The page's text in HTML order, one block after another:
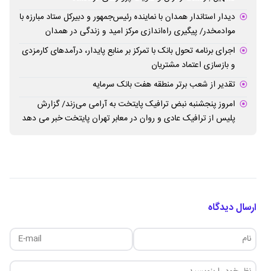
دیدار استاندار همدان با نماینده رئیس‌جمهور و دبیرکل ستاد مبارزه با
موادمخدر/ پیگیری راه‌اندازی مرکز امید و زندگی در همدان
اجرای برنامه تحول بانک با تمرکز بر منابع پایدار، درآمدهای کارمزدی
و بازسازی اعتماد مشتریان
تقدیر از شعب برتر منطقه هفت بانک سرمایه
امروز پنجشنبه نبض ترافیک پایتخت به آرامی می‌زند/ گزارش
پلیس از ترافیک عادی و روان در معابر تهران پایتخت خبر می دهد
ارسال دیدگاه